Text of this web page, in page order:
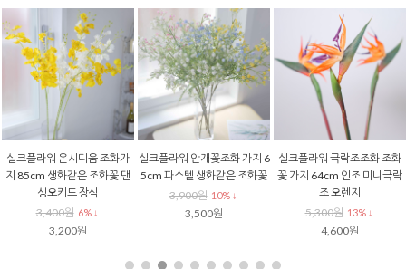
실크플라워 온시디움 조화가
지 85cm 생화같은 조화꽃 댄
싱오키드 장식
3,400원 6% ↓
3,200원
실크플라워 안개꽃조화 가지 6
5cm 파스텔 생화같은 조화꽃
3,900원 10% ↓
3,500원
실크플라워 극락조조화 조화
꽃 가지 64cm 인조 미니극락
조 오렌지
5,300원 13% ↓
4,600원